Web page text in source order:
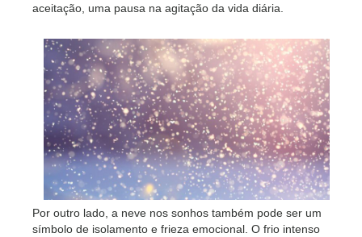
aceitação, uma pausa na agitação da vida diária.
Por outro lado, a neve nos sonhos também pode ser um
símbolo de isolamento e frieza emocional. O frio intenso